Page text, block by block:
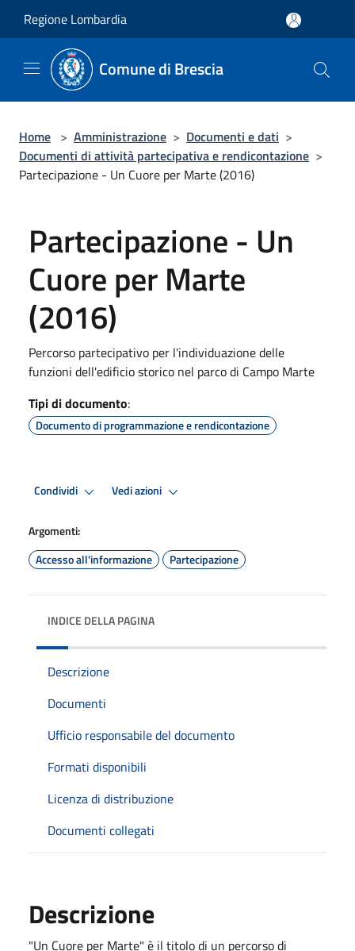
Regione Lombardia
Comune di Brescia
Home > Amministrazione > Documenti e dati >
Documenti di attività partecipativa e rendicontazione >
Partecipazione - Un Cuore per Marte (2016)
Partecipazione - Un
Cuore per Marte
(2016)
Percorso partecipativo per l'individuazione delle
funzioni dell'edificio storico nel parco di Campo Marte
Tipi di documento:
Documento di programmazione e rendicontazione
Condividi Vedi azioni
Argomenti:
Accesso all'informazione
Partecipazione
INDICE DELLA PAGINA
Descrizione
Documenti
Ufficio responsabile del documento
Formati disponibili
Licenza di distribuzione
Documenti collegati
Descrizione
"Un Cuore per Marte" è il titolo di un percorso di